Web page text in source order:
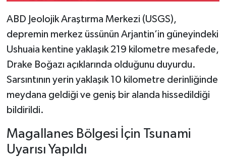
ABD Jeolojik Araştırma Merkezi (USGS),
depremin merkez üssünün Arjantin’in güneyindeki
Ushuaia kentine yaklaşık 219 kilometre mesafede,
Drake Boğazı açıklarında olduğunu duyurdu.
Sarsıntının yerin yaklaşık 10 kilometre derinliğinde
meydana geldiği ve geniş bir alanda hissedildiği
bildirildi.
Magallanes Bölgesi İçin Tsunami
Uyarısı Yapıldı